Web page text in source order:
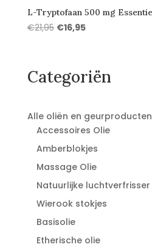
L-Tryptofaan 500 mg
€21,95 Oorspronkelijke
€16,95Huidige
€16,95.
Categoriën
Alle oliën en geurproducten
Accessoires Olie
Amberblokjes
Massage Olie
Natuurlijke luchtverfrisser
Wierook stokjes
Basisolie
Etherische olie